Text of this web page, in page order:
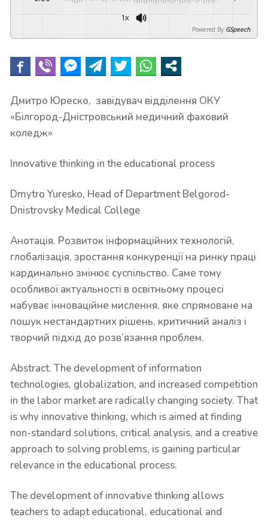
1x
Powered By GSpeech
Дмитро Юреско, завідувач відділення ОКУ
«Білгород-Дністровський медичний фаховий
коледж»
Innovative thinking in the educational process
Dmytro Yuresko, Head of Department Belgorod-
Dnistrovsky Medical College
Анотація. Розвиток інформаційних технологій,
глобалізація, зростання конкуренції на ринку праці
кардинально змінює суспільство. Саме тому
особливої актуальності в освітньому процесі
набуває інноваційне мислення, яке спрямоване на
пошук нестандартних рішень, критичний аналіз і
творчий підхід до розв’язання проблем.
Abstract. The development of information
technologies, globalization, and increased competition
in the labor market are radically changing society. That
is why innovative thinking, which is aimed at finding
non-standard solutions, critical analysis, and a creative
approach to solving problems, is gaining particular
relevance in the educational process.
The development of innovative thinking allows
teachers to adapt educational, educational and